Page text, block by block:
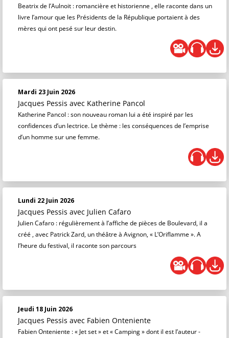
Beatrix de l’Aulnoit : romancière et historienne , elle raconte dans un
livre l’amour que les Présidents de la République portaient à des
mères qui ont pesé sur leur destin.
Mardi 23 Juin 2026
Jacques Pessis avec Katherine Pancol
Katherine Pancol : son nouveau roman lui a été inspiré par les
confidences d’un lectrice. Le thème : les conséquences de l’emprise
d’un homme sur une femme.
Lundi 22 Juin 2026
Jacques Pessis avec Julien Cafaro
Julien Cafaro : régulièrement à l’affiche de pièces de Boulevard, il a
créé , avec Patrick Zard, un théâtre à Avignon, « L’Oriflamme ». A
l’heure du festival, il raconte son parcours
Jeudi 18 Juin 2026
Jacques Pessis avec Fabien Onteniente
Fabien Onteniente : « Jet set » et « Camping » dont il est l’auteur -